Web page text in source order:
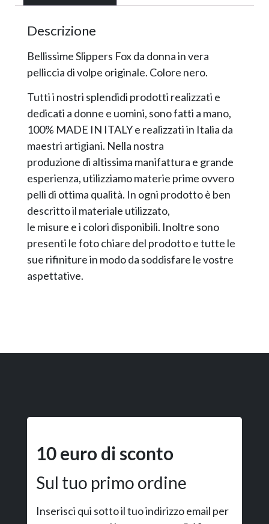
Descrizione
Bellissime Slippers Fox da donna in vera
pelliccia di volpe originale. Colore nero.
Tutti i nostri splendidi prodotti realizzati e
dedicati a donne e uomini, sono fatti a mano,
100% MADE IN ITALY e realizzati in Italia da
maestri artigiani. Nella nostra
produzione di altissima manifattura e grande
esperienza, utilizziamo materie prime ovvero
pelli di ottima qualità. In ogni prodotto è ben
descritto il materiale utilizzato,
le misure e i colori disponibili. Inoltre sono
presenti le foto chiare del prodotto e tutte le
sue rifiniture in modo da soddisfare le vostre
aspettative.
10 euro di sconto
Sul tuo primo ordine
Inserisci qui sotto il tuo indirizzo email per